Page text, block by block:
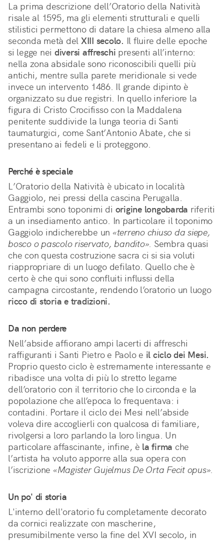
La prima descrizione dell’Oratorio della Natività
risale al 1595, ma gli elementi strutturali e quelli
stilistici permettono di datare la chiesa almeno alla
seconda metà del XIII secolo. Il fluire delle epoche
si legge nei diversi affreschi presenti all’interno:
nella zona absidale sono riconoscibili quelli più
antichi, mentre sulla parete meridionale si vede
invece un intervento 1486. Il grande dipinto è
organizzato su due registri. In quello inferiore la
figura di Cristo Crocifisso con la Maddalena
penitente suddivide la lunga teoria di Santi
taumaturgici, come Sant’Antonio Abate, che si
presentano ai fedeli e li proteggono.
Perché è speciale
L’Oratorio della Natività è ubicato in località
Gaggiolo, nei pressi della cascina Perugalla.
Entrambi sono toponimi di origine longobarda riferiti
a un insediamento antico. In particolare il toponimo
Gaggiolo indicherebbe un «terreno chiuso da siepe,
bosco o pascolo riservato, bandito». Sembra quasi
che con questa costruzione sacra ci si sia voluti
riappropriare di un luogo defilato. Quello che è
certo è che qui sono confluiti influssi della
campagna circostante, rendendo l’oratorio un luogo
ricco di storia e tradizioni.
Da non perdere
Nell’abside affiorano ampi lacerti di affreschi
raffiguranti i Santi Pietro e Paolo e il ciclo dei Mesi.
Proprio questo ciclo è estremamente interessante e
ribadisce una volta di più lo stretto legame
dell’oratorio con il territorio che lo circonda e la
popolazione che all’epoca lo frequentava: i
contadini. Portare il ciclo dei Mesi nell’abside
voleva dire accoglierli con qualcosa di familiare,
rivolgersi a loro parlando la loro lingua. Un
particolare affascinante, infine, è la firma che
l’artista ha voluto apporre alla sua opera con
l’iscrizione «Magister Gujelmus De Orta Fecit opus».
Un po' di storia
L'interno dell'oratorio fu completamente decorato
da cornici realizzate con mascherine,
presumibilmente verso la fine del XVI secolo, in